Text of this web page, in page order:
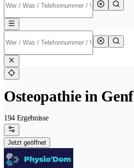
Osteopathie in Genf
194 Ergebnisse
Jetzt geöffnet